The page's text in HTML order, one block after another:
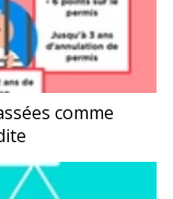
comme